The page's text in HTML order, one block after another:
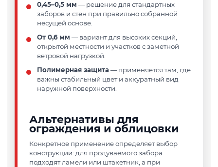
0,45–0,5 мм — решение для стандартных
заборов и стен при правильно собранной
несущей основе.
От 0,6 мм — вариант для высоких секций,
открытой местности и участков с заметной
ветровой нагрузкой.
Полимерная защита— применяется там, где
важны стабильный цвет и аккуратный вид
наружной поверхности.
Альтернативы для
ограждения и облицовки
Конкретное применение определяет выбор
конструкции: для продуваемого забора
подходят ламели или штакетник, а при